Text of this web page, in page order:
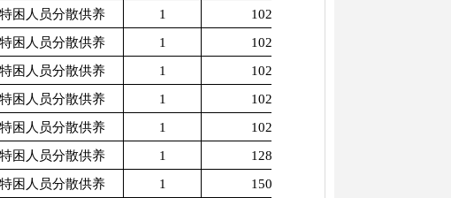
困人员分散供养 1
1025
困人员分散供养 1
1025
困人员分散供养 1
1025
困人员分散供养 1
1025
困人员分散供养 1
1025
困人员分散供养 1
1280
困人员分散供养 1
1505